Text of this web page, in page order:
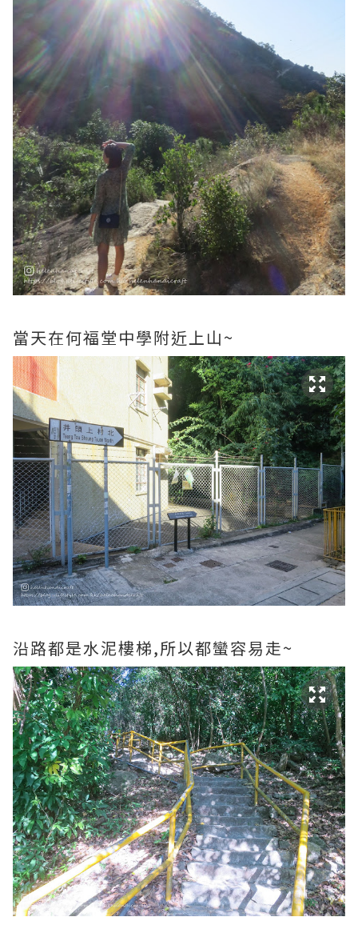
當天在何福堂中學附近上山~
沿路都是水泥樓梯,所以都蠻容易走~